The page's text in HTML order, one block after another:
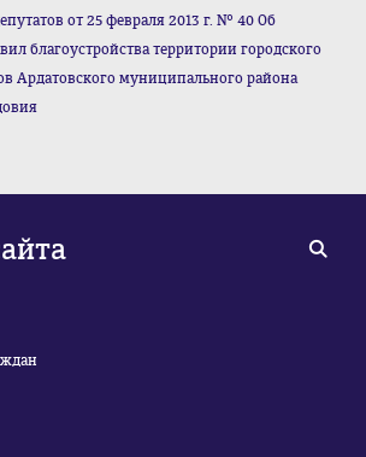
от 25 февраля 2013 г. № 40 Об
благоустройства территории городского
Ардатовского муниципального района